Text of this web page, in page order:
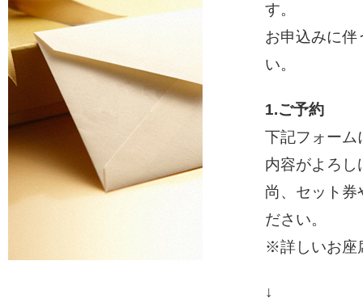
す。
お申込みに伴
い。
1.ご予約
下記フォーム
内容がよろし
尚、セット券
ださい。
※詳しいお座
↓